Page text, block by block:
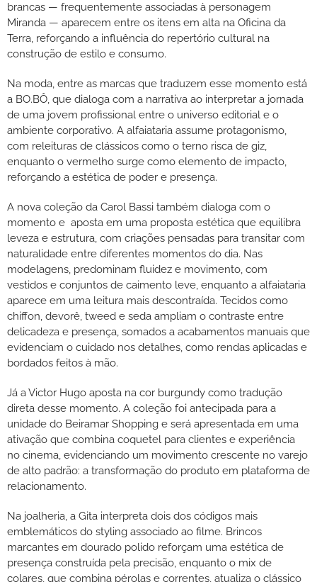
brancas — frequentemente associadas à personagem
Miranda — aparecem entre os itens em alta na Oficina da
Terra, reforçando a influência do repertório cultural na
construção de estilo e consumo.
Na moda, entre as marcas que traduzem esse momento está
a BO.BÔ, que dialoga com a narrativa ao interpretar a jornada
de uma jovem profissional entre o universo editorial e o
ambiente corporativo. A alfaiataria assume protagonismo,
com releituras de clássicos como o terno risca de giz,
enquanto o vermelho surge como elemento de impacto,
reforçando a estética de poder e presença.
A nova coleção da Carol Bassi também dialoga com o
momento e aposta em uma proposta estética que equilibra
leveza e estrutura, com criações pensadas para transitar com
naturalidade entre diferentes momentos do dia. Nas
modelagens, predominam fluidez e movimento, com
vestidos e conjuntos de caimento leve, enquanto a alfaiataria
aparece em uma leitura mais descontraída. Tecidos como
chiffon, devorê, tweed e seda ampliam o contraste entre
delicadeza e presença, somados a acabamentos manuais que
evidenciam o cuidado nos detalhes, como rendas aplicadas e
bordados feitos à mão.
Já a Victor Hugo aposta na cor burgundy como tradução
direta desse momento. A coleção foi antecipada para a
unidade do Beiramar Shopping e será apresentada em uma
ativação que combina coquetel para clientes e experiência
no cinema, evidenciando um movimento crescente no varejo
de alto padrão: a transformação do produto em plataforma de
relacionamento.
Na joalheria, a Gita interpreta dois dos códigos mais
emblemáticos do styling associado ao filme. Brincos
marcantes em dourado polido reforçam uma estética de
presença construída pela precisão, enquanto o mix de
colares, que combina pérolas e correntes, atualiza o clássico